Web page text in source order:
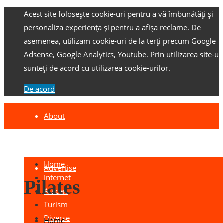
Acest site folosește cookie-uri pentru a vă îmbunătăți și
personaliza experiența și pentru a afișa reclame. De
asemenea, utilizam cookie-uri de la terți precum Google
Adsense, Google Analytics, Youtube. Prin utilizarea site-
sunteți de acord cu utilizarea cookie-urilor.
De acord
About
Advertise
Home
Internet
Afaceri
Turism
Diverse
Pilates
Home